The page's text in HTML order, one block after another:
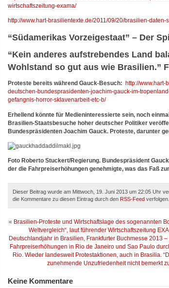
wirtschaftszeitung-exama/
http://www.hart-brasilientexte.de/2011/09/20/brasilien-
“Südamerikas Vorzeigestaat” – Der
“Kein anderes aufstrebendes Land
Wohlstand so gut aus wie Brasilien.”
Proteste bereits während Gauck-Besuch: http://
deutschen-bundesprasidenten-joachim-gauck-im-
gefangnis-horror-sklavenarbeit-etc-b/
Erhellend könnte für Medieninteressierte sein, noch
Brasilien-Staatsbesuche hoher deutscher Politiker
Bundespräsidenten Joachim Gauck. Proteste, darunter
Foto Roberto Stuckert/Regierung. Bundespräsident
der die Fahrpreiserhöhungen genehmigte, was das Faß
Dieser Beitrag wurde am Mittwoch, 19. Juni 2013 um 22:05 Uhr
die Kommentare zu diesen Eintrag durch den RSS-Feed verfolgen.
« Brasilien-Proteste und Wirtschaftslage des sogenannten
Weltvergleich“, laut führender Wirtschaftszeitung
Deutschlandjahr in Brasilien, Frankfurter Buchmesse 2013
Fahrpreiserhöhungen in Rio de Janeiro und Sao Paulo
Rio. Wieder landesweit Protestaktionen, auch in Brasilia.
zunehmende Unzufriedenheit nicht bemerkt
Keine Kommentare